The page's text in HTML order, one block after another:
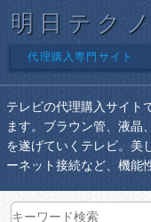
明日テク
代理購入専門サイト
テレビの代理購入サイト
ます。ブラウン管、液晶
を遂げていくテレビ。美
ーネット接続など、機能